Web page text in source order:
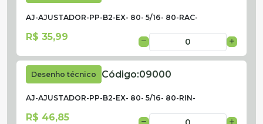
AJ-AJUSTADOR-PP-B2-EX- 80- 5/16- 80-RAC-
R$ 35,99
Desenho técnico Código:09000
AJ-AJUSTADOR-PP-B2-EX- 80- 5/16- 80-RIN-
R$ 46,85